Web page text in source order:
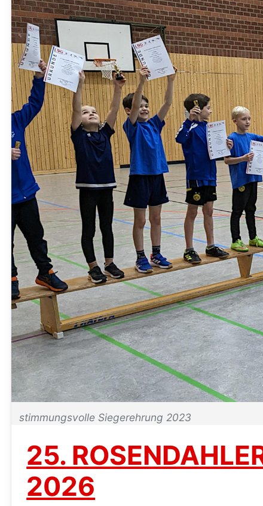
stimmungsvolle Siegerehrung 2023
25.
2026